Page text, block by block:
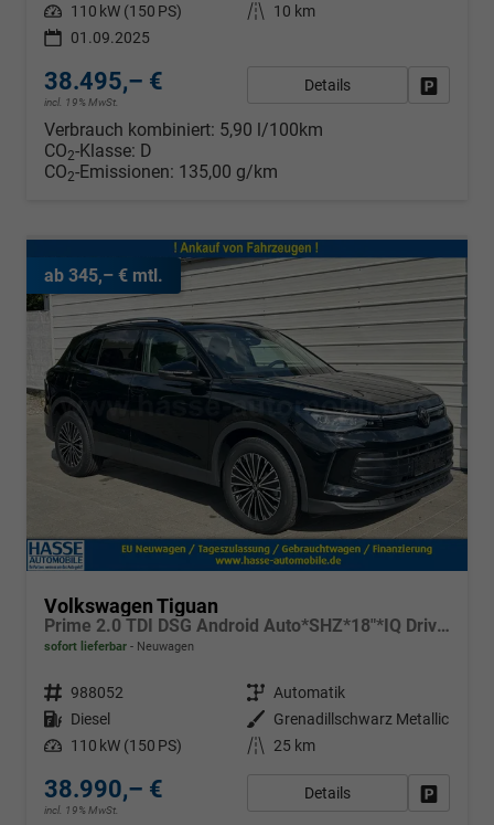
Leistung 110 kW (150 PS) Kilometerstand
10 km
01.09.2025
38.495,– €
incl. 19% MwSt.
Details
Verbrauch kombiniert: 5,90 l/100km
CO2-Klasse: D
CO2-Emissionen: 135,00 g/km
ab 345,– € mtl.
Volkswagen Tiguan
Prime 2.0 TDI DSG Android Auto*SHZ*18"*IQ Drive*360°*ACC*Keyless*LED Plus*Design Paket
sofort lieferbar Neuwagen
Fahrzeugnr. 988052 Getriebe Automatik
Kraftstoff Diesel Außenfarbe
Grenadillschwarz Metallic
Leistung 110 kW (150 PS) Kilometerstand 25 km
38.990,– €
incl. 19% MwSt.
Details